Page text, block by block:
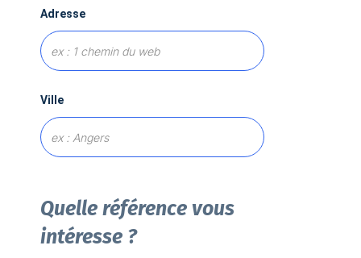
Adresse
Ville
Quelle référence vous
intéresse ?